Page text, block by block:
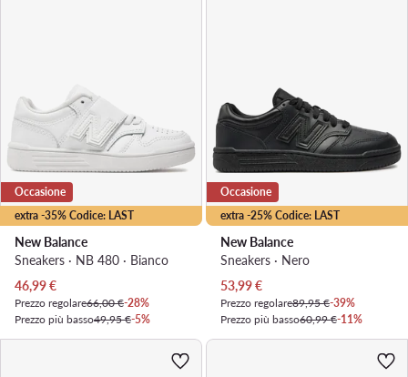
extra -35% Codice: LAST
Occasione
New Balance
Sneakers · NB 480 · Bianco
Prezzo attuale
46,99€
Prezzo regolare66,00 €-28%
Prezzo più basso49,95 €-5%
extra -25% Codice: LAST
Occasione
New Balance
Sneakers · Nero
Prezzo attuale
53,99€
Prezzo regolare89,95 €-39%
Prezzo più basso60,99 €-11%